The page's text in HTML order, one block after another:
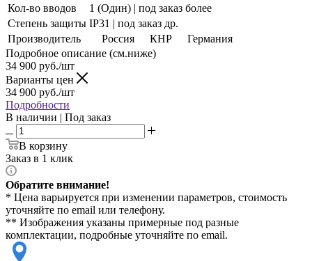
Кол-во вводов
1 (Один) | под заказ более
Степень защиты IP31 | под заказ др.
Производитель
Россия КНР
Германия
Подробное описание (см.ниже)
34 900 руб./шт
Варианты цен
34 900 руб./шт
Подробности
В наличии | Под заказ
В корзину
Заказ в 1 клик
Обратите внимание!
* Цена варьируется при изменении параметров, стоимость
уточняйте по email или телефону.
** Изображения указаны примерные под разные
комплектации, подробные уточняйте по email.